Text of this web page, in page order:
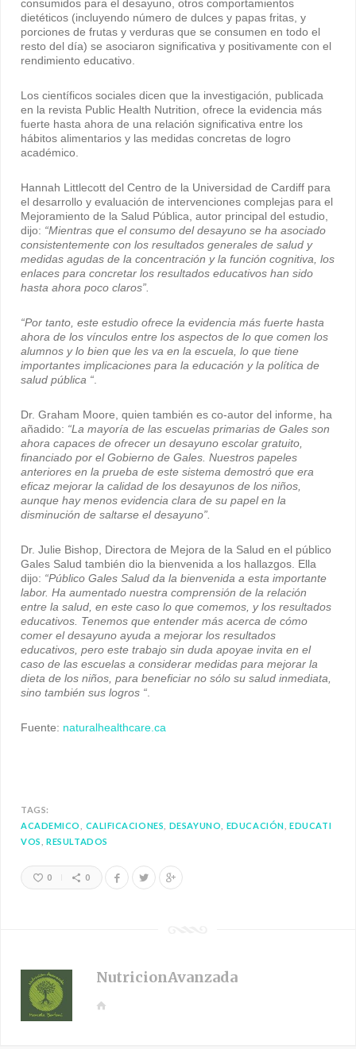
consumidos para el desayuno, otros comportamientos
dietéticos (incluyendo número de dulces y papas fritas, y
porciones de frutas y verduras que se consumen en todo el
resto del día) se asociaron significativa y positivamente con el
rendimiento educativo.
Los científicos sociales dicen que la investigación, publicada
en la revista Public Health Nutrition, ofrece la evidencia más
fuerte hasta ahora de una relación significativa entre los
hábitos alimentarios y las medidas concretas de logro
académico.
Hannah Littlecott del Centro de la Universidad de Cardiff para
el desarrollo y evaluación de intervenciones complejas para el
Mejoramiento de la Salud Pública, autor principal del estudio,
dijo: “Mientras que el consumo del desayuno se ha asociado
consistentemente con los resultados generales de salud y
medidas agudas de la concentración y la función cognitiva, los
enlaces para concretar los resultados educativos han sido
hasta ahora poco claros”.
“Por tanto, este estudio ofrece la evidencia más fuerte hasta
ahora de los vínculos entre los aspectos de lo que comen los
alumnos y lo bien que les va en la escuela, lo que tiene
importantes implicaciones para la educación y la política de
salud pública “
Dr. Graham Moore, quien también es co-autor del informe, ha
añadido: “La mayoría de las escuelas primarias de Gales son
ahora capaces de ofrecer un desayuno escolar gratuito,
financiado por el Gobierno de Gales. Nuestros papeles
anteriores en la prueba de este sistema demostró que era
eficaz mejorar la calidad de los desayunos de los niños,
aunque hay menos evidencia clara de su papel en la
disminución de saltarse el desayuno”.
Dr. Julie Bishop, Directora de Mejora de la Salud en el público
Gales Salud también dio la bienvenida a los hallazgos. Ella
dijo: “Público Gales Salud da la bienvenida a esta importante
labor. Ha aumentado nuestra comprensión de la relación
entre la salud, en este caso lo que comemos, y los resultados
educativos. Tenemos que entender más acerca de cómo
comer el desayuno ayuda a mejorar los resultados
educativos, pero este trabajo sin duda apoyae invita en el
caso de las escuelas a considerar medidas para mejorar la
dieta de los niños, para beneficiar no sólo su salud inmediata,
sino también sus logros “
Fuente: naturalhealthcare.ca
TAGS:
ACADEMICO
CALIFICACIONES DESAYUNO EDUCACIÓN EDUCATI
VOS
RESULTADOS
0 0
NutricionAvanzada
W